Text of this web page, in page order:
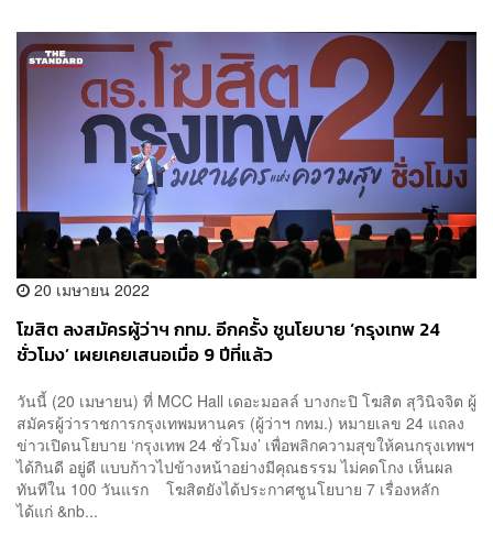
20 เมษายน 2022
โฆสิต ลงสมัครผู้ว่าฯ กทม. อีกครั้ง ชูนโยบาย ‘กรุงเทพ 24
ชั่วโมง’ เผยเคยเสนอเมื่อ 9 ปีที่แล้ว
วันนี้ (20 เมษายน) ที่ MCC Hall เดอะมอลล์ บางกะปิ โฆสิต สุวินิจจิต ผู้
สมัครผู้ว่าราชการกรุงเทพมหานคร (ผู้ว่าฯ กทม.) หมายเลข 24 แถลง
ข่าวเปิดนโยบาย ‘กรุงเทพ 24 ชั่วโมง’ เพื่อพลิกความสุขให้คนกรุงเทพฯ
ได้กินดี อยู่ดี แบบก้าวไปข้างหน้าอย่างมีคุณธรรม ไม่คดโกง เห็นผล
ทันทีใน 100 วันแรก โฆสิตยังได้ประกาศชูนโยบาย 7 เรื่องหลัก
ได้แก่ &nb...